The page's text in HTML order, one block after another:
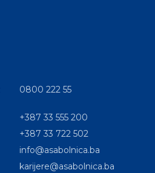
0800 222 55
+387 33 555 200
+387 33 722 502
info@asabolnica.ba
karijere@asabolnica.ba